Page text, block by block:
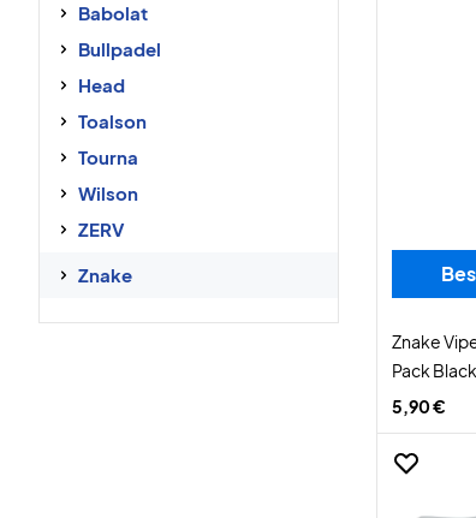
Babolat
Bullpadel
Head
Toalson
Tourna
Wilson
ZERV
Znake
Znake
Pack Black
5,90 €